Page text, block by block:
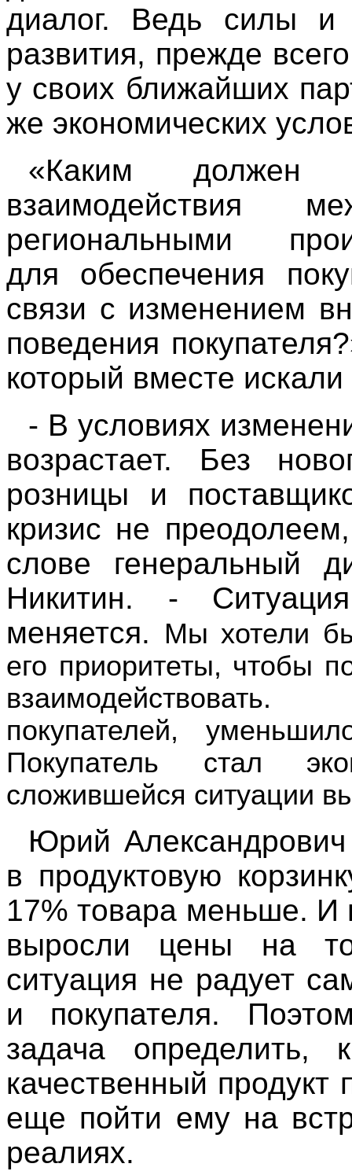
диалог. Ведь силы и
развития, прежде
у своих ближайших
же экономических
«Каким должен
региональными
для обеспечения
связи с изменением
поведения
который вместе искали
- В условиях
возрастает. Без
розницы и
кризис не
слове генеральный
Никитин. -
меняется. Мы хотели
его приоритеты, чтобы
покупателей,
Покупатель стал
сложившейся ситуации
Юрий Александрович
в продуктовую
17% товара меньше. И
выросли цены на
ситуация не радует
и покупателя.
задача
качественный
еще пойти ему на
реалиях.